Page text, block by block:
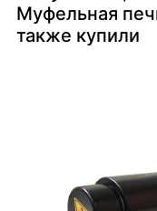
Муфельная
также купили